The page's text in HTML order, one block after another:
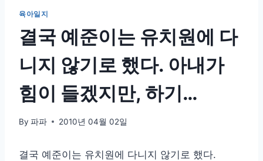
육아일지
결국 예준이는 유치원에 다
니지 않기로 했다. 아내가
힘이 들겠지만, 하기…
By 파파 2010년 04월 02일
결국 예준이는 유치원에 다니지 않기로 했다.